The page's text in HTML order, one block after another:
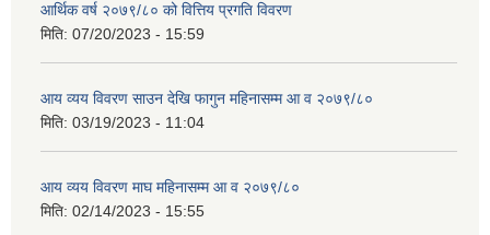
आर्थिक वर्ष २०७९/८० को वित्तिय प्रगति विवरण
मिति: 07/20/2023 - 15:59
आय व्यय विवरण साउन देखि फागुन महिनासम्म आ व २०७९/८०
मिति: 03/19/2023 - 11:04
आय व्यय विवरण माघ महिनासम्म आ व २०७९/८०
मिति: 02/14/2023 - 15:55